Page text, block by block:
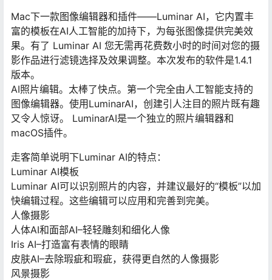
Mac下一款图像编辑器和插件——Luminar AI，它内置丰
富的模板在AI人工智能的加持下，为每张图像提供完美效
果。有了 Luminar AI 您无需再花费数小时的时间对您的摄
影作品进行滤镜选择及效果调整。本次发布的软件是1.4.1
版本。
AI照片编辑。太棒了快点。第一个完全由人工智能支持的
图像编辑器。使用LuminarAI，创建引人注目的照片既有趣
又令人惊讶。 LuminarAI是一个独立的照片编辑器和
macOS插件。
走客简单说明下Luminar AI的特点：
Luminar AI模板
Luminar AI可以识别照片的内容，并建议最好的“模板”以加
快编辑过程。这些编辑可以应用和完善到完美。
人像摄影
人体AI和面部AI–轻轻雕刻和细化人像
Iris AI–打造富有表情的眼睛
皮肤AI–去除瑕疵和瑕疵，获得更自然的人像摄影
风景摄影